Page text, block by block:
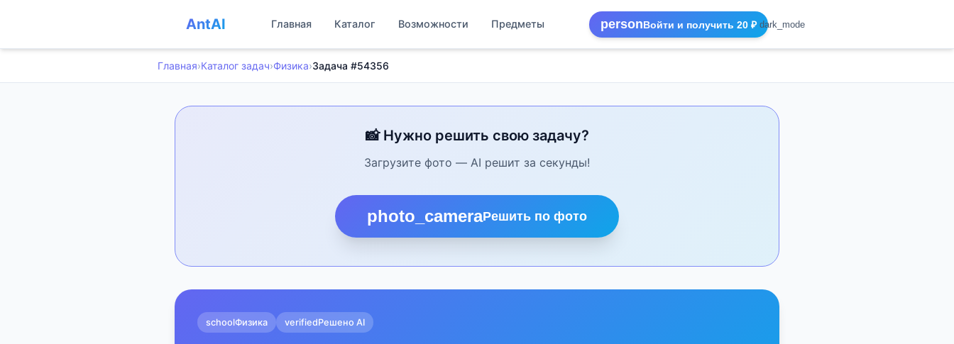
AntAI Главная Каталог Возможности Предметы personВойти и получить 20 ₽ dark_mode
Главная›Каталог задач›Физика›Задача #54356
📸 Нужно решить свою задачу?
Загрузите фото — AI решит за секунды!
photo_cameraРешить по фото
schoolФизика verifiedРешено AI